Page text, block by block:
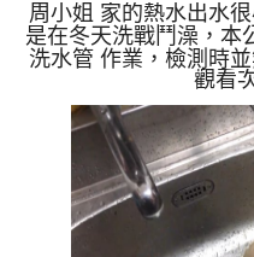
周小姐 家的熱水出水
是在冬天洗戰鬥澡，本
洗水管 作業，檢測時
高周波水管清洗機，灌
約15分，開啟 水管清洗
水管就流出泥水，如下
路清洗乾淨出水量也恢
小姐終於可以舒服的
老化，會產生鐵鏽跟泥
啡色，地下水含有氧化
洗出來
觀看